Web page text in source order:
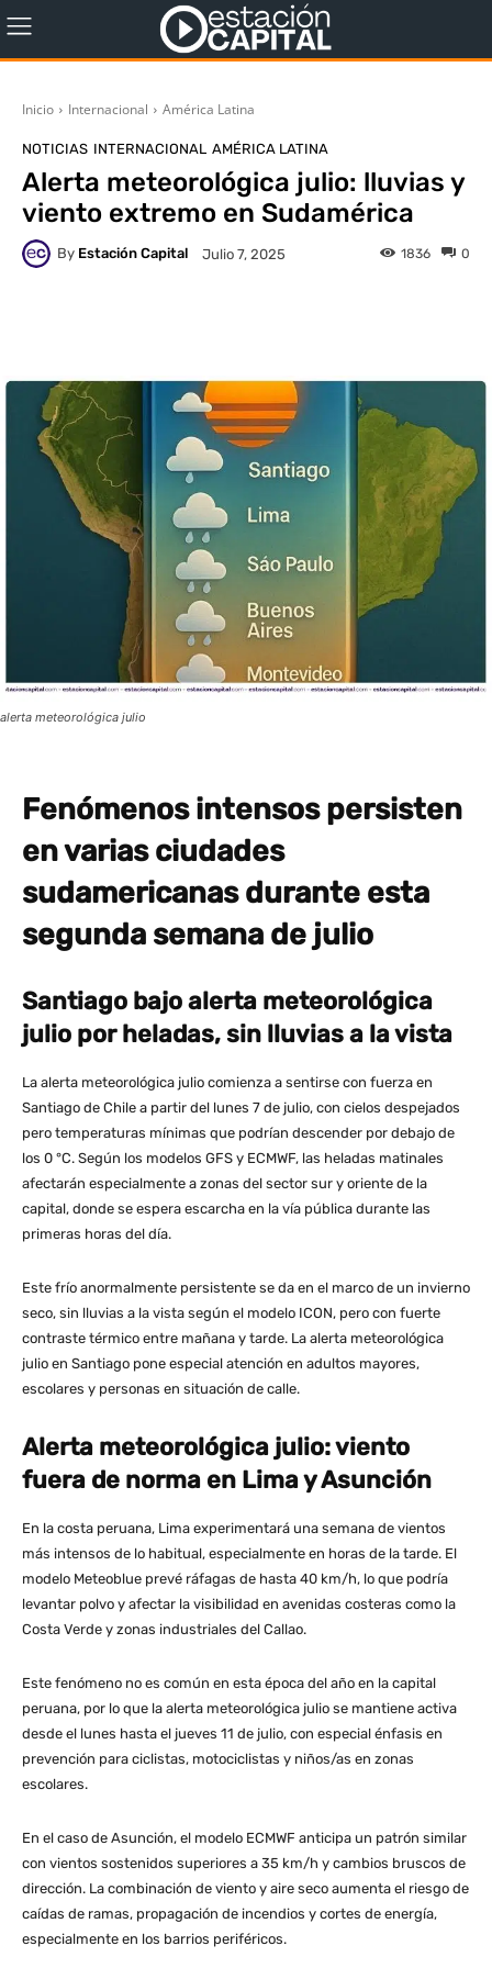
Inicio Internacional América Latina
NOTICIAS INTERNACIONAL AMÉRICA LATINA
Alerta meteorológica julio: lluvias y
viento extremo en Sudamérica
By Estación Capital Julio 7, 2025 0
1836
alerta meteorológica julio
Fenómenos intensos persisten
en varias ciudades
sudamericanas durante esta
segunda semana de julio
Santiago bajo alerta meteorológica
julio por heladas, sin lluvias a la vista
La alerta meteorológica julio comienza a sentirse con fuerza en
Santiago de Chile a partir del lunes 7 de julio, con cielos despejados
pero temperaturas mínimas que podrían descender por debajo de
los 0 °C. Según los modelos GFS y ECMWF, las heladas matinales
afectarán especialmente a zonas del sector sur y oriente de la
capital, donde se espera escarcha en la vía pública durante las
primeras horas del día.
Este frío anormalmente persistente se da en el marco de un invierno
seco, sin lluvias a la vista según el modelo ICON, pero con fuerte
contraste térmico entre mañana y tarde. La alerta meteorológica
julio en Santiago pone especial atención en adultos mayores,
escolares y personas en situación de calle.
Alerta meteorológica julio: viento
fuera de norma en Lima y Asunción
En la costa peruana, Lima experimentará una semana de vientos
más intensos de lo habitual, especialmente en horas de la tarde. El
modelo Meteoblue prevé ráfagas de hasta 40 km/h, lo que podría
levantar polvo y afectar la visibilidad en avenidas costeras como la
Costa Verde y zonas industriales del Callao.
Este fenómeno no es común en esta época del año en la capital
peruana, por lo que la alerta meteorológica julio se mantiene activa
desde el lunes hasta el jueves 11 de julio, con especial énfasis en
prevención para ciclistas, motociclistas y niños/as en zonas
escolares.
En el caso de Asunción, el modelo ECMWF anticipa un patrón similar
con vientos sostenidos superiores a 35 km/h y cambios bruscos de
dirección. La combinación de viento y aire seco aumenta el riesgo de
caídas de ramas, propagación de incendios y cortes de energía,
especialmente en los barrios periféricos.